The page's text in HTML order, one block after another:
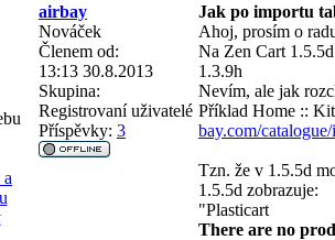
airbay
Jak po importu
Nováček
Členem od:
13:13 30.8.2013
Skupina:
Registrovaní uživatelé
Příspěvky: 3
Ahoj, prosím o
Na Zen Cart
1.3.9h
Nevím, ale jak
Příklad Home ::
bay.com/
Tzn. že v 1.5.5d
1.5.5d zobrazuje:
"Plasticart
There are no